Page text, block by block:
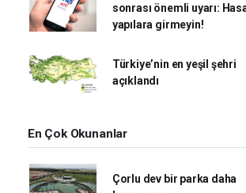
sonrası önemli uyarı:
yapılara girmeyin!
Türkiye’nin en yeşil şehri
açıklandı
En Çok Okunanlar
Çorlu dev bir parka daha